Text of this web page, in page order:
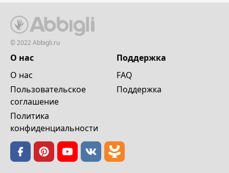
© 2022 Abbigli.ru
О нас
О нас
Пользовательское
cоглашение
Политика
конфиденциальности
Поддержка
FAQ
Поддержка